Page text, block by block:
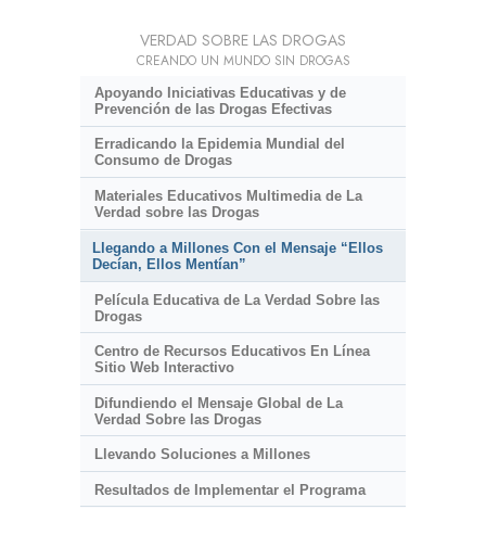
VERDAD SOBRE LAS DROGAS
CREANDO UN MUNDO SIN DROGAS
Apoyando Iniciativas Educativas y de
Prevención de las Drogas Efectivas
Erradicando la Epidemia Mundial del
Consumo de Drogas
Materiales Educativos Multimedia de La
Verdad sobre las Drogas
Llegando a Millones Con el Mensaje “Ellos
Decían, Ellos Mentían”
Película Educativa de La Verdad Sobre las
Drogas
Centro de Recursos Educativos En Línea
Sitio Web Interactivo
Difundiendo el Mensaje Global de La
Verdad Sobre las Drogas
Llevando Soluciones a Millones
Resultados de Implementar el Programa